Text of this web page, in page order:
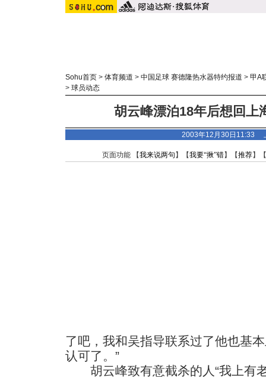
Sohu首页 > 体育频道 > 中国足球 赛德隆热水器特约报道 > 甲A
> 球员动态
胡云峰漂泊18年后想回上
2003年12月30日11:33
页面功能 【我来说两句 】【我要“揪”错】【推荐】
了吧，我和吴指导联系过了他也基
认可了。”
胡云峰致有意截杀的人“我上有